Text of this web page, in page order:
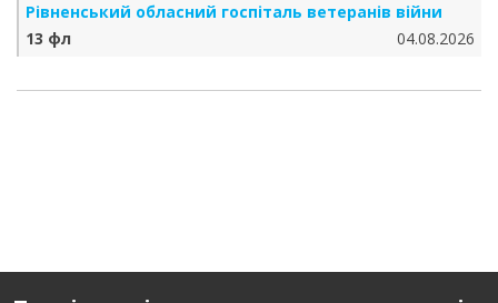
Рівненський обласний госпіталь ветеранів війни
13 фл
04.08.2026